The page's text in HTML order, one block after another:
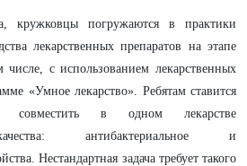
кружковцы погружаются в практики
лекарственных препаратов на этапе
с использованием лекарственных
«Умное лекарство». Ребятам ставится
совместить в одном лекарстве
антибактериальное и
Нестандартная задача требует такого